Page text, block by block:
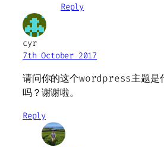
Reply
cyr
7th October 2017
请问你的这个wordpress主题是
吗？谢谢啦。
Reply